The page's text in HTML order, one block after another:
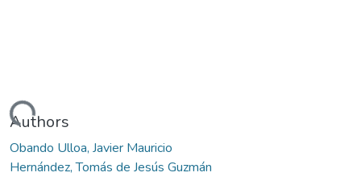
Loading...
Authors
Obando Ulloa, Javier Mauricio
Hernández, Tomás de Jesús Guzmán